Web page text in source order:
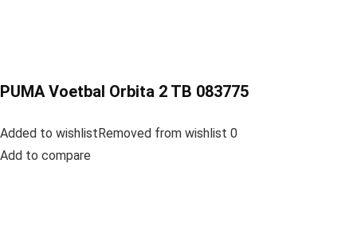
PUMA Voetbal Orbita 2 TB 083775
Added to wishlistRemoved from wishlist 0
Add to compare